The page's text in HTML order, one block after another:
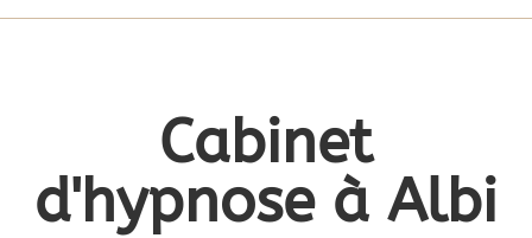
Cabinet
d'hypnose à Albi